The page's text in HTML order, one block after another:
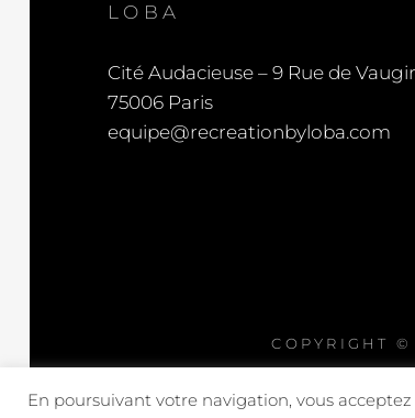
LOBA
Cité Audacieuse – 9 Rue de
75006 Paris
equipe@recreationbyloba.com
COPYRIGHT
En poursuivant votre navigation, vous